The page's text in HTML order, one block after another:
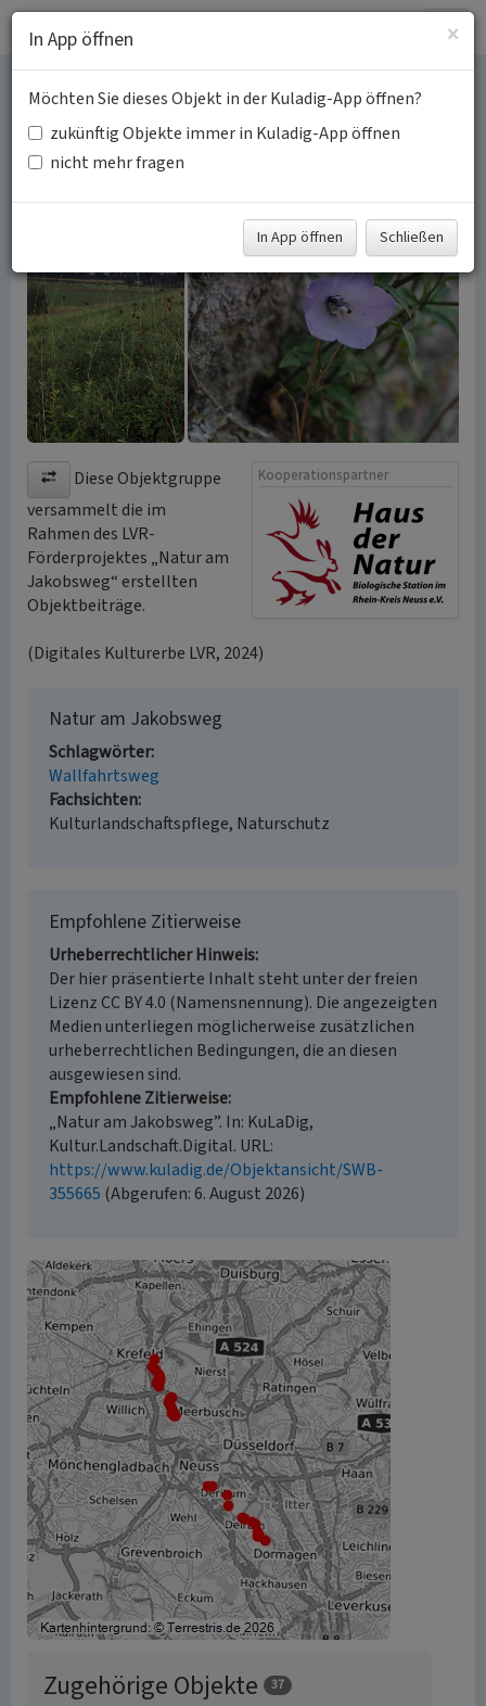
Natur am Jakobsweg
Schlagwörter:Wallfahrtsweg
Kooperationspartner
Diese Objektgruppe
versammelt die im
Rahmen des LVR-
Förderprojektes „Natur am
Jakobsweg“ erstellten
Objektbeiträge.
(Digitales Kulturerbe LVR, 2024)
Natur am Jakobsweg
Schlagwörter
Wallfahrtsweg
Fachsichten
Kulturlandschaftspflege, Naturschutz
Empfohlene Zitierweise
Urheberrechtlicher Hinweis
Der hier präsentierte Inhalt steht unter der freien
Lizenz CC BY 4.0 (Namensnennung). Die angezeigten
Medien unterliegen möglicherweise zusätzlichen
urheberrechtlichen Bedingungen, die an diesen
ausgewiesen sind.
Empfohlene Zitierweise
„Natur am Jakobsweg”. In: KuLaDig,
Kultur.Landschaft.Digital. URL:
https://www.kuladig.de/Objektansicht/SWB-
355665 (Abgerufen: 6. August 2026)
Zugehörige Objekte 37
×
In App öffnen
Möchten Sie dieses Objekt in der Kuladig-App öffnen?
zukünftig Objekte immer in Kuladig-App öffnen
nicht mehr fragen
In App öffnen Schließen